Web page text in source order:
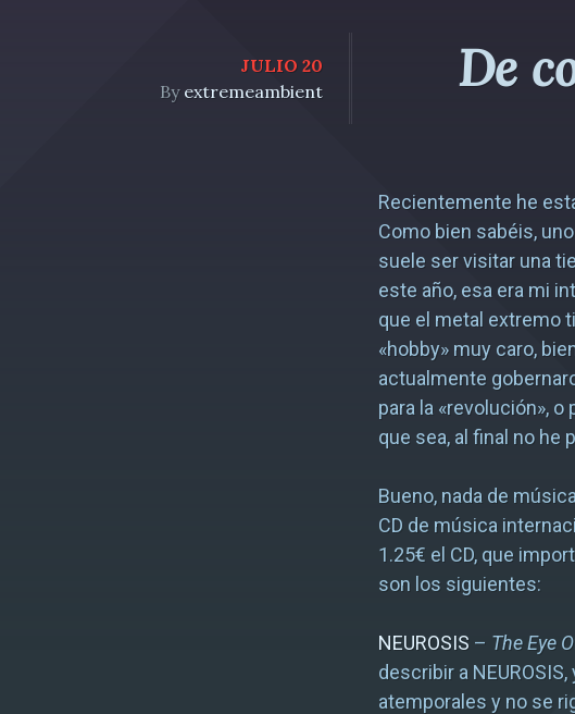
JULIO 20
By extremeambient
De
Recientemente he
Como bien sabéis,
suele ser visitar una
este año, esa era mi
que el metal extremo
«hobby» muy caro,
actualmente
para la «revolución»,
que sea, al final no he
Bueno, nada de
CD de música
1.25€ el CD, que
son los siguientes:
NEUROSIS – The Eye
describir a
atemporales y no se